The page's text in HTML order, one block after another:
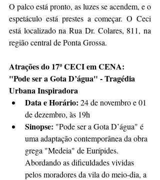
O palco está pronto, as luzes se acendem, e o
espetáculo está prestes a começar. O Ceci
está localizado na Rua Dr. Colares, 811, na
região central de Ponta Grossa.
Atrações do 17º CECI em CENA:
"Pode ser a Gota D’água" - Tragédia
Urbana Inspiradora
Data e Horário: 24 de novembro e 01
de dezembro, às 19h
Sinopse: "Pode ser a Gota D’água" é
uma adaptação contemporânea da obra
grega "Medeia" de Eurípides.
Abordando as dificuldades vividas
pelos moradores da vila do meio-dia, a